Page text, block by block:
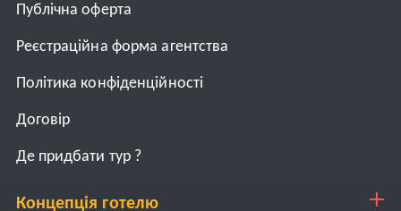
Публічна оферта
Реєстраційна форма агентства
Політика конфіденційності
Договiр
Де придбати тур ?
Концепція готелю